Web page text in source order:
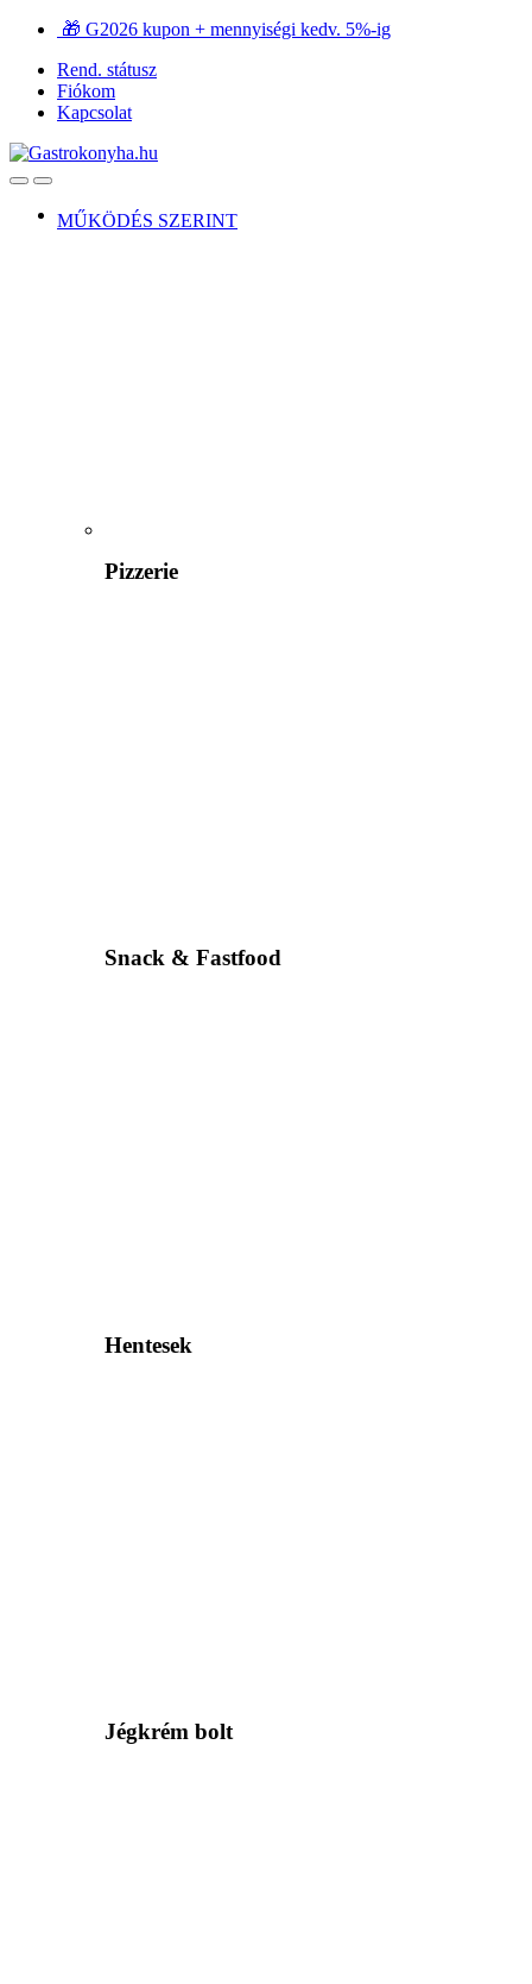
Ugrás
navigációhoz
Ugrás
tartalomra
🎁 G2026 kupon + mennyiségi kedv. 5%-ig
Rend. státusz
Fiókom
Kapcsolat
OpenClose
MŰKÖDÉS SZERINT
Pizzerie
Snack & Fastfood
Hentesek
Jégkrém bolt